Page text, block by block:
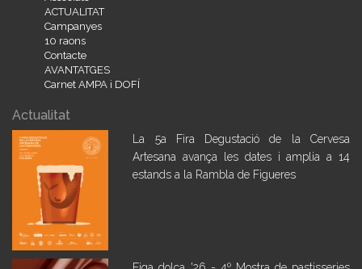
ACTUALITAT
Campanyes
10 raons
Contacte
AVANTATGES
Carnet AMPA i DOFÍ
Actualitat
La 5a Fira Degustació de la Cervesa
Artesana avança les dates i amplia a 14
estands a la Rambla de Figueres